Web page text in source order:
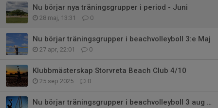
Nu börjar nya träningsgrupper i period - Juni
28 maj, 13:31 0
Nu börjar träningsgrupper i beachvolleyboll 3:e Maj
27 apr, 22:01 0
Klubbmästerskap Storvreta Beach Club 4/10
25 sep 2025 0
Nu börjar träningsgrupper i beachvolleyboll 3 aug 2025